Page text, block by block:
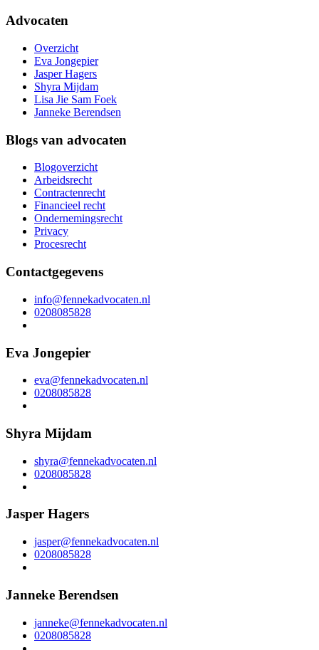
Advocaten
Overzicht
Eva Jongepier
Jasper Hagers
Shyra Mijdam
Lisa Jie Sam Foek
Janneke Berendsen
Blogs van advocaten
Blogoverzicht
Arbeidsrecht
Contractenrecht
Financieel recht
Ondernemingsrecht
Privacy
Procesrecht
Contactgegevens
info@fennekadvocaten.nl
0208085828
Eva Jongepier
eva@fennekadvocaten.nl
0208085828
Shyra Mijdam
shyra@fennekadvocaten.nl
0208085828
Jasper Hagers
jasper@fennekadvocaten.nl
0208085828
Janneke Berendsen
janneke@fennekadvocaten.nl
0208085828